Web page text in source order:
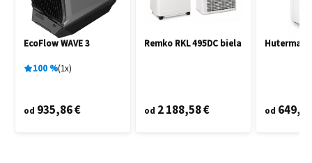
EcoFlow WAVE 3
100% 1x
od 935,86 €
Remko RKL 495DC biela
od 2 188,58 €
Hutermann
od